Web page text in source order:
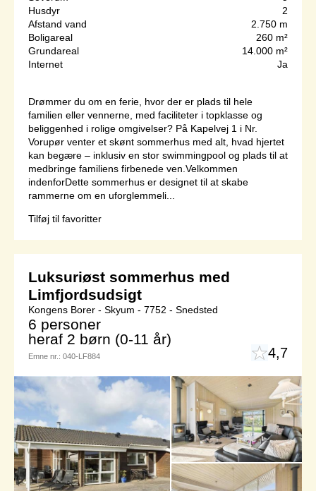
Husdyr
2
Afstand vand
2.750 m
Boligareal
260 m²
Grundareal
14.000 m²
Internet
Ja
Drømmer du om en ferie, hvor der er plads til hele
familien eller vennerne, med faciliteter i topklasse og
beliggenhed i rolige omgivelser? På Kapelvej 1 i Nr.
Vorupør venter et skønt sommerhus med alt, hvad hjertet
kan begære – inklusiv en stor swimmingpool og plads til at
medbringe familiens firbenede ven.Velkommen
indenforDette sommerhus er designet til at skabe
rammerne om en uforglemmeli...
Tilføj til favoritter
Luksuriøst sommerhus med
Limfjordsudsigt
Kongens Borer - Skyum - 7752 - Snedsted
6 personer
heraf 2 børn (0-11 år)
Emne nr.: 040-LF884 4,7